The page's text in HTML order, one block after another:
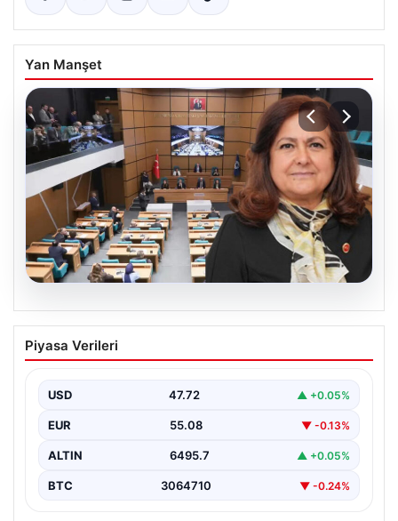
Yan Manşet
05.08.2026
Üsküdar Belediyesi’nde başkanvekili
Sibel Tan Çetinkaya oldu
Piyasa Verileri
USD 47.72 ▲ +0.05%
EUR 55.08 ▼ -0.13%
ALTIN 6495.7 ▲ +0.05%
BTC 3064710 ▼ -0.24%